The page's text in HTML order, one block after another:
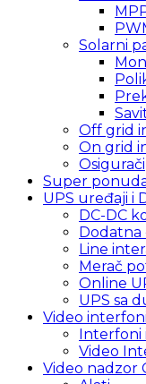
Solarni
Off grid
On grid
Osigurači
Super
UPS uređaji i
DC-DC
Dodatna
Line
Merač
Online
UPS sa
Video
Interfoni
Video
Video nadzor